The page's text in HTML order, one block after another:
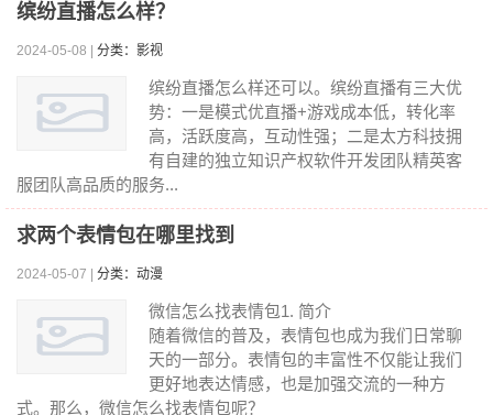
缤纷直播怎么样？
2024-05-08 | 分类：影视
缤纷直播怎么样还可以。缤纷直播有三大优
势：一是模式优直播+游戏成本低，转化率
高，活跃度高，互动性强；二是太方科技拥
有自建的独立知识产权软件开发团队精英客
服团队高品质的服务...
求两个表情包在哪里找到
2024-05-07 | 分类：动漫
微信怎么找表情包1. 简介
随着微信的普及，表情包也成为我们日常聊
天的一部分。表情包的丰富性不仅能让我们
更好地表达情感，也是加强交流的一种方
式。那么，微信怎么找表情包呢？